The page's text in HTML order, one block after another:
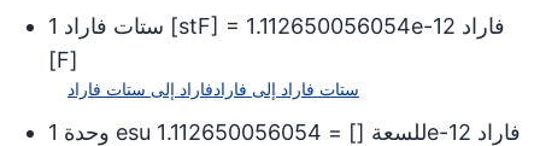
1 ستات فاراد [stF] = 1.112650056054e-12 فاراد
[F]
ستات فاراد إلى فارادفاراد إلى ستات فاراد
1 وحدة esu للسعة [
] = 1.112650056054e-12 فاراد